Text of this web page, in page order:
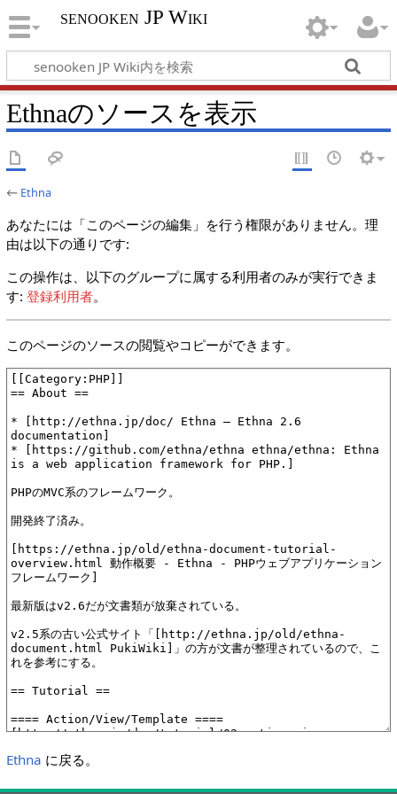
senooken JP Wiki
Ethnaのソースを表示
← Ethna
あなたには「このページの編集」を行う権限がありません。理
由は以下の通りです:
この操作は、以下のグループに属する利用者のみが実行できま
す: 登録利用者。
このページのソースの閲覧やコピーができます。
Ethna に戻る。